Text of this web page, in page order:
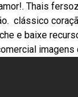
Thais
clássico
e baixe
imagens